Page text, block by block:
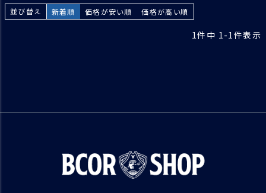
並び替え 新着順 価格が安い順 価格が高い順
1件中 1-1件表示